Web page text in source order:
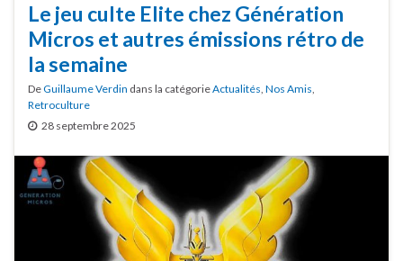
Le jeu culte Elite chez Génération
Micros et autres émissions rétro de
la semaine
DeGuillaume Verdin dans la catégorieActualités, Nos Amis,
Retroculture
28 septembre 2025